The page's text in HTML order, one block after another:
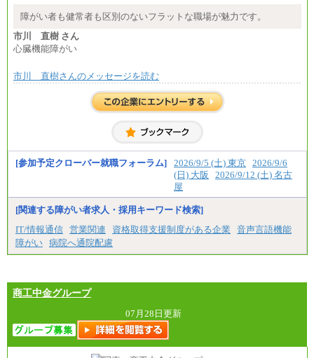
※試用期間中も給与に変更はございません
障がい者も健常者も区別のないフラットな職場が魅力です。
市川 直樹 さん
心臓機能障がい
市川 直樹さんのメッセージを読む
[参加予定クローバー就職フォーラム] 2026/9/5 (土) 東京 2026/9/6
(日) 大阪
2026/9/12 (土) 名古
屋
[関連する障がい者求人・採用キーワード検索]
IT/情報通信 営業関連 資格取得支援制度がある企業
音声言語機能
障がい 病院へ通院配慮
商工中金グループ
07月28日更新